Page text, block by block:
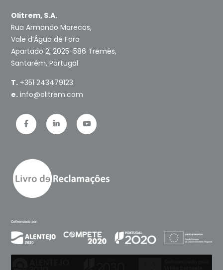
Olitrem, S.A.
Rua Armando Marecos,
Vale d’Água de Fora
Apartado 2, 2025-586 Tremês,
Santarém, Portugal
T. +351 243479123
e. info@olitrem.com